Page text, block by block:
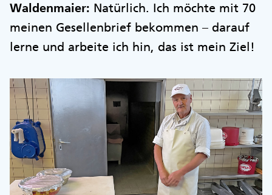
Waldenmaier: Natürlich. Ich möchte mit 70
meinen Gesellenbrief bekommen – darauf
lerne und arbeite ich hin, das ist mein Ziel!